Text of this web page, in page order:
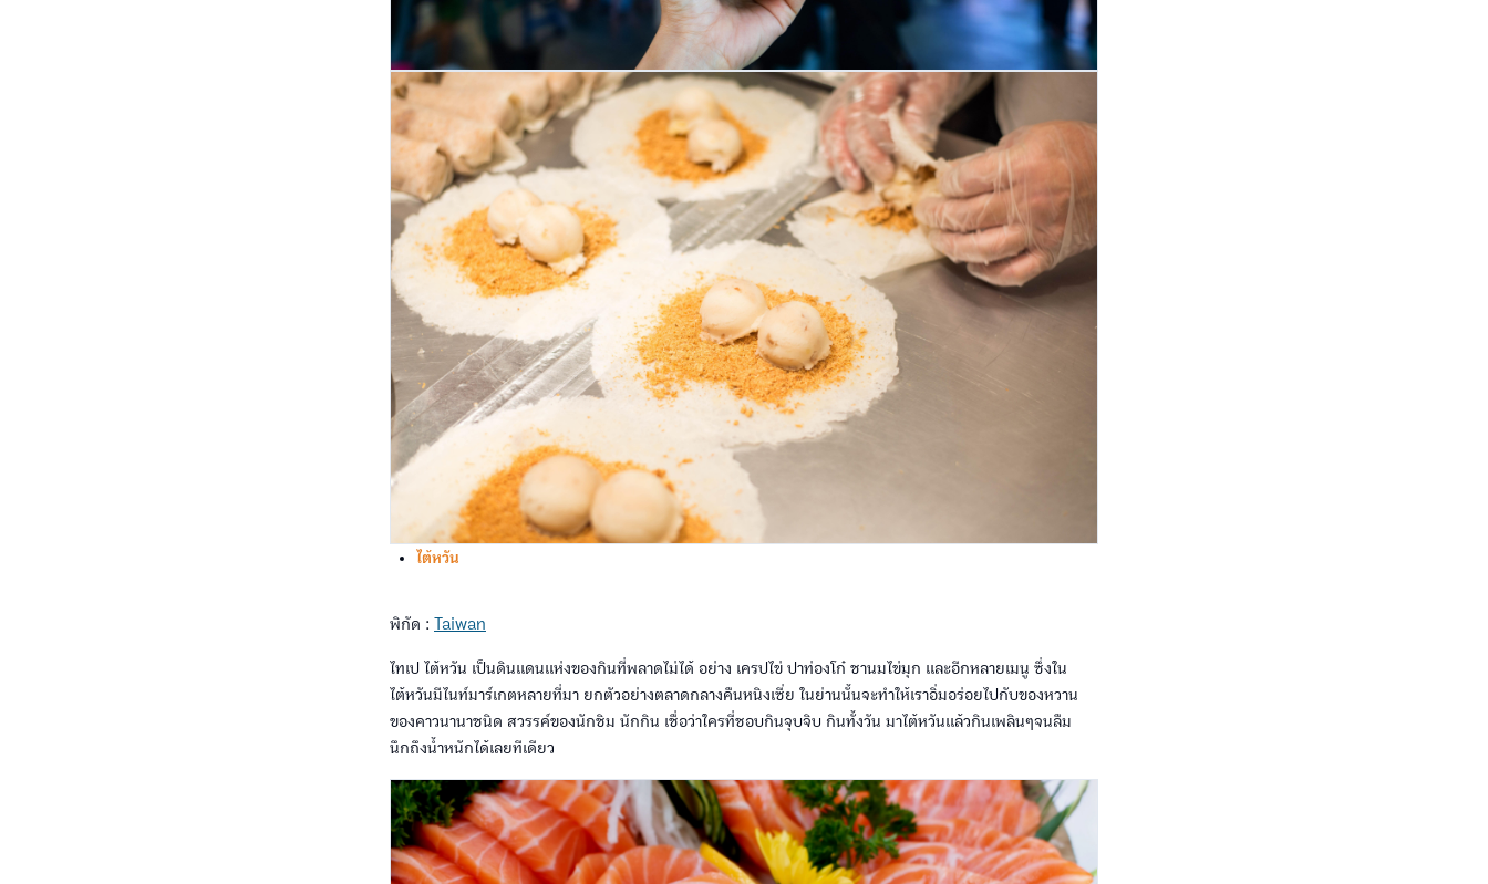
ไต้หวัน
พิกัด : Taiwan
ไทเป ไต้หวัน เป็นดินแดนแห่งของกินที่พลาดไม่ได้ อย่าง เครปไข่ ปาท่องโก๋ ชานมไข่มุก และอีกหลายเมนู ซึ่งใน
ไต้หวันมีไนท์มาร์เกตหลายที่มา ยกตัวอย่างตลาดกลางคืนหนิงเซี่ย ในย่านนั้นจะทำให้เราอิ่มอร่อยไปกับของหวาน
ของคาวนานาชนิด สวรรค์ของนักชิม นักกิน เชื่อว่าใครที่ชอบกินจุบจิบ กินทั้งวัน มาไต้หวันแล้วกินเพลินๆจนลืม
นึกถึงน้ำหนักได้เลยทีเดียว